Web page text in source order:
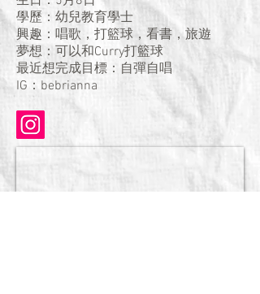
學歷：幼兒教育學士
興趣：唱歌，打籃球，看書，旅遊
夢想：可以和Curry打籃球
最近想完成目標：自彈自唱
IG：bebrianna